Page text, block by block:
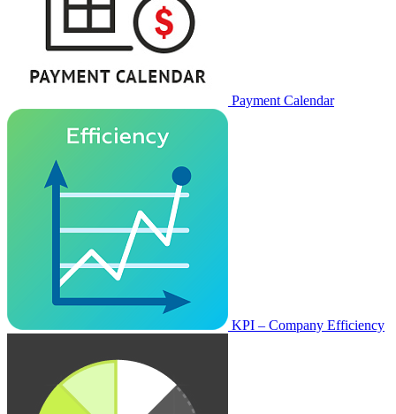
Payment Calendar
KPI – Company Efficiency